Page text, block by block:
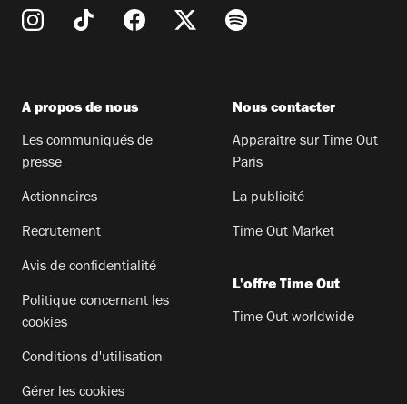
A propos de nous
Les communiqués de
presse
Actionnaires
Recrutement
Avis de confidentialité
Politique concernant les
cookies
Conditions d'utilisation
Gérer les cookies
Nous contacter
Apparaitre sur Time Out
Paris
La publicité
Time Out Market
L'offre Time Out
Time Out worldwide